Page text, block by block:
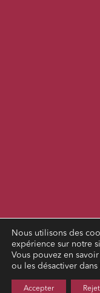
Nous utilisons des
expérience sur notre
Vous pouvez en
ou les désactiver dans
Accepter